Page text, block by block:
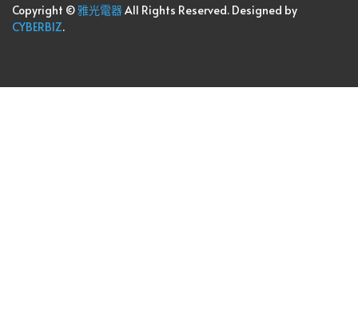
Copyright ©雅光電器All Rights Reserved. Designed by
CYBERBIZ.